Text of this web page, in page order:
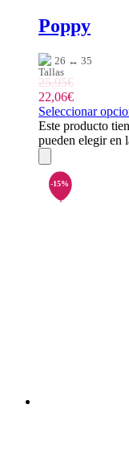
Poppy
26 ↔ 35
25,95€
22,06€
Seleccionar
Este producto
pueden elegir en